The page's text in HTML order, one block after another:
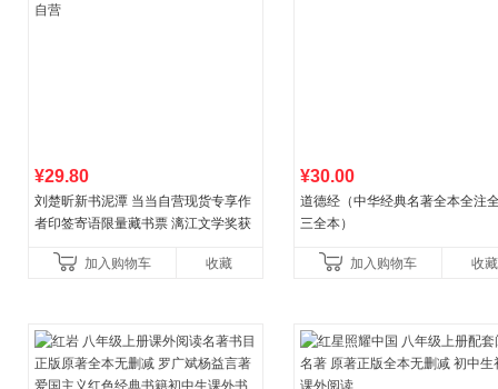
¥29.80
刘楚昕新书泥潭 当当自营现货专享作
者印签寄语限量藏书票 漓江文学奖获
加入购物车 收藏
¥30.00
道德经（中华经典名著全本全注
三全本）
加入购物车 收藏